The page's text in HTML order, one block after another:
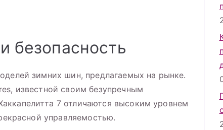
безопасность
зимних шин, предлагаемых на рынке.
известной своим безупречным
7 отличаются высоким уровнем
управляемостью.